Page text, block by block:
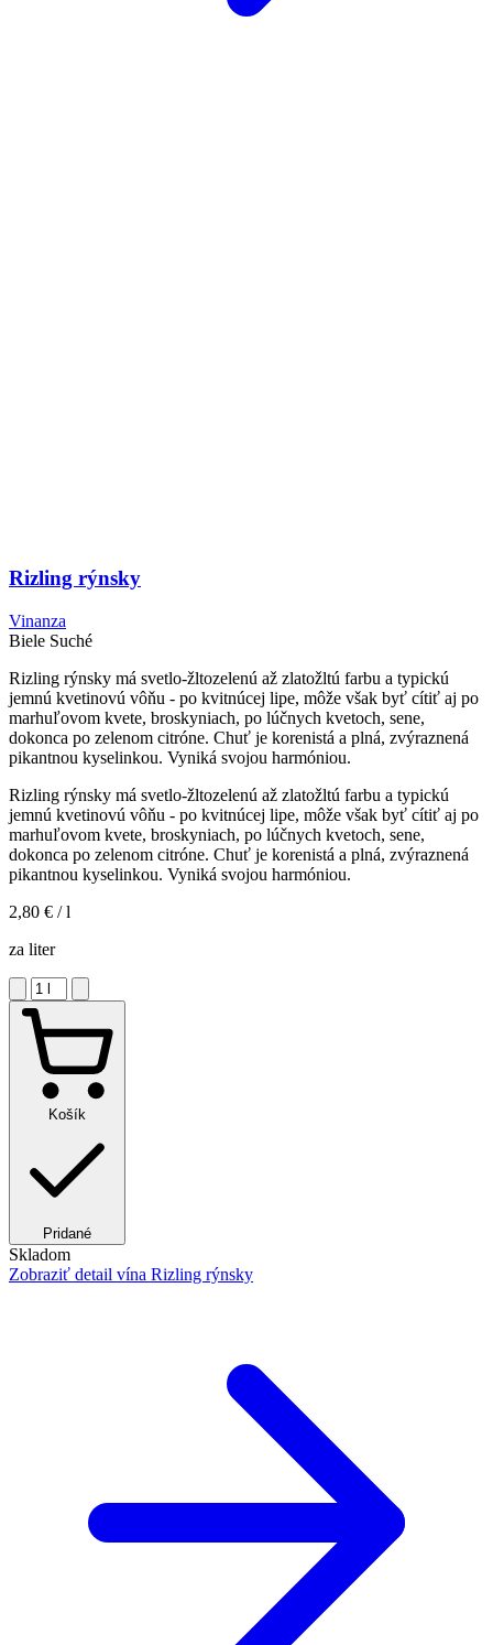
Rizling rýnsky
Vinanza
Biele Suché
Rizling rýnsky má svetlo-žltozelenú až zlatožltú farbu a typickú
jemnú kvetinovú vôňu - po kvitnúcej lipe, môže však byť cítiť aj po
marhuľovom kvete, broskyniach, po lúčnych kvetoch, sene,
dokonca po zelenom citróne. Chuť je korenistá a plná, zvýraznená
pikantnou kyselinkou. Vyniká svojou harmóniou.
Rizling rýnsky má svetlo-žltozelenú až zlatožltú farbu a typickú
jemnú kvetinovú vôňu - po kvitnúcej lipe, môže však byť cítiť aj po
marhuľovom kvete, broskyniach, po lúčnych kvetoch, sene,
dokonca po zelenom citróne. Chuť je korenistá a plná, zvýraznená
pikantnou kyselinkou. Vyniká svojou harmóniou.
2,80 € / l
za liter
Košík
Pridané
Skladom
Zobraziť detail vína Rizling rýnsky